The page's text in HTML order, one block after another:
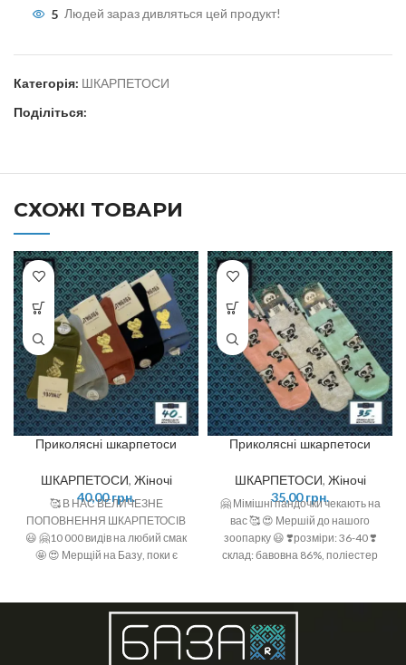
5 Людей зараз дивляться цей продукт!
Категорія: ШКАРПЕТОСИ
Поділіться:
СХОЖІ ТОВАРИ
Приколясні шкарпетоси
ШКАРПЕТОСИ, Жіночі
40,00грн.
🥰 В НАС ВЕЛИЧЕЗНЕ
ПОПОВНЕННЯ ШКАРПЕТОСІВ
😃 🤗10 000 видів на любий смак
🤩 😍 Мерщій на Базу, поки є
Приколясні шкарпетоси
ШКАРПЕТОСИ, Жіночі
35,00грн.
🤗 Мімішні пандочки чекають на
вас 🥰 😍 Мершій до нашого
зоопарку 😃 ❣️розміри: 36-40 ❣️
склад: бавовна 86%, поліестер